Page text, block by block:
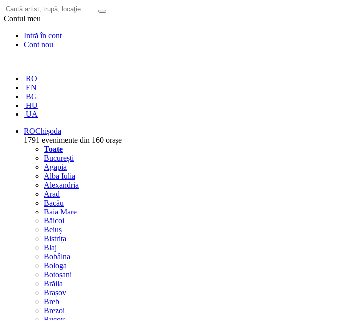
Contul meu
Intră în cont
Cont nou
RO
EN
BG
HU
UA
ROChișoda
1791 evenimente din 160 orașe
Toate
București
Agapia
Alba Iulia
Alexandria
Arad
Bacău
Baia Mare
Băicoi
Beiuș
Bistrița
Blaj
Bobâlna
Bologa
Botoșani
Brăila
Brașov
Breb
Brezoi